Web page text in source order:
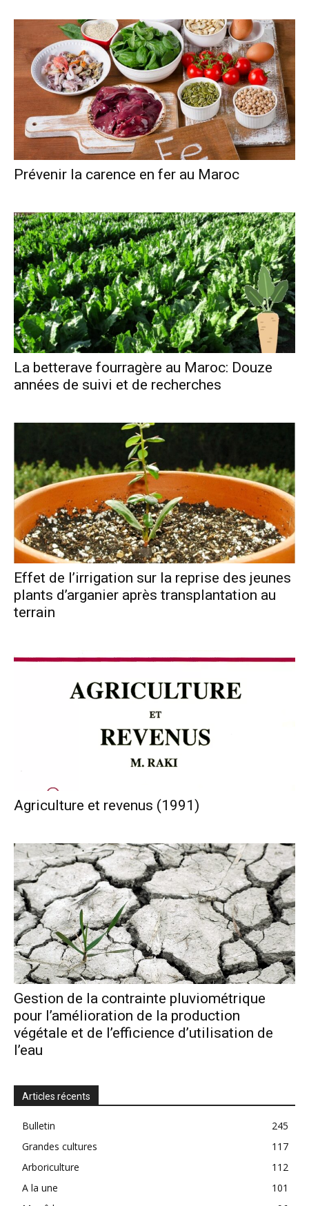
Prévenir la carence en fer au Maroc
La betterave fourragère au Maroc: Douze
années de suivi et de recherches
Effet de l’irrigation sur la reprise des jeunes
plants d’arganier après transplantation au
terrain
Agriculture et revenus (1991)
Gestion de la contrainte pluviométrique
pour l’amélioration de la production
végétale et de l’efficience d’utilisation de
l’eau
Articles récents
Bulletin
245
Grandes cultures
117
Arboriculture
112
A la une
101